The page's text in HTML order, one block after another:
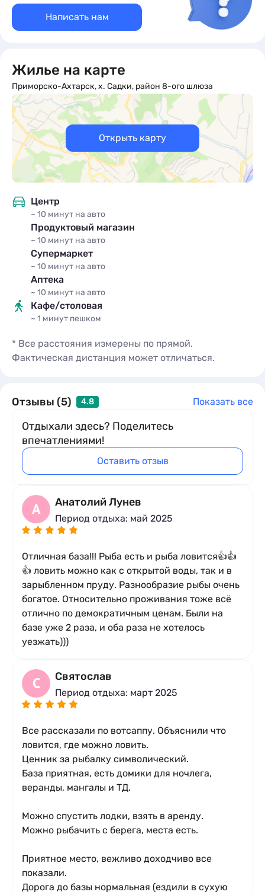
Написать нам
Жилье на карте
Приморско-Ахтарск, х. Садки, район 8-ого шлюза
Открыть карту
Центр
~ 10 минут на авто
Продуктовый магазин
~ 10 минут на авто
Супермаркет
~ 10 минут на авто
Аптека
~ 10 минут на авто
Кафе/столовая
~ 1 минут пешком
* Все расстояния измерены по прямой.
Фактическая дистанция может отличаться.
Отзывы (5) 4.8 Показать все
Отдыхали здесь? Поделитесь
впечатлениями!
Оставить отзыв
А Анатолий Лунев
Период отдыха: май 2025
Отличная база!!! Рыба есть и рыба ловится👍👍
👍 ловить можно как с открытой воды, так и в
зарыбленном пруду. Разнообразие рыбы очень
богатое. Относительно проживания тоже всё
отлично по демократичным ценам. Были на
базе уже 2 раза, и оба раза не хотелось
уезжать)))
С Святослав
Период отдыха: март 2025
Все рассказали по вотсаппу. Объяснили что
ловится, где можно ловить.
Ценник за рыбалку символический.
База приятная, есть домики для ночлега,
веранды, мангалы и ТД.
Можно спустить лодки, взять в аренду.
Можно рыбачить с берега, места есть.
Приятное место, вежливо доходчиво все
показали.
Дорога до базы нормальная (ездили в сухую